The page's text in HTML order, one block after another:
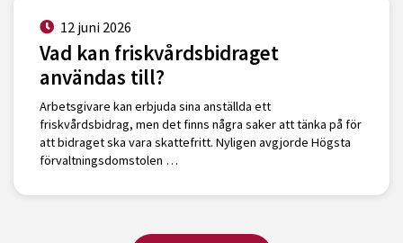
12 juni 2026
Vad kan friskvårdsbidraget
användas till?
Arbetsgivare kan erbjuda sina anställda ett
friskvårdsbidrag, men det finns några saker att tänka på för
att bidraget ska vara skattefritt. Nyligen avgjorde Högsta
förvaltningsdomstolen …